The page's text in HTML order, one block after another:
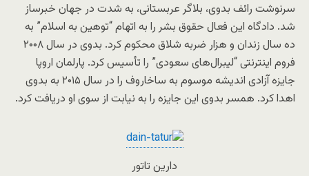
سرنوشت رائف بدوی، بلاگر عربستانی، به شدت در جهان خبرساز
شد. دادگاه این فعال حقوق بشر را به اتهام “توهین به اسلام” به
ده سال زندان و هزار ضربه شلاق محکوم کرد. بدوی در سال ۲۰۰۸
فروم اینترنتی “لیبرال‌های سعودی” را تأسیس کرد. پارلمان اروپا
جایزه آزادی اندیشه موسوم به ساخاروف را در سال ۲۰۱۵ به بدوی
اهدا کرد. همسر بدوی این جایزه را به نیابت از سوی او دریافت کرد.
دارین تاتور